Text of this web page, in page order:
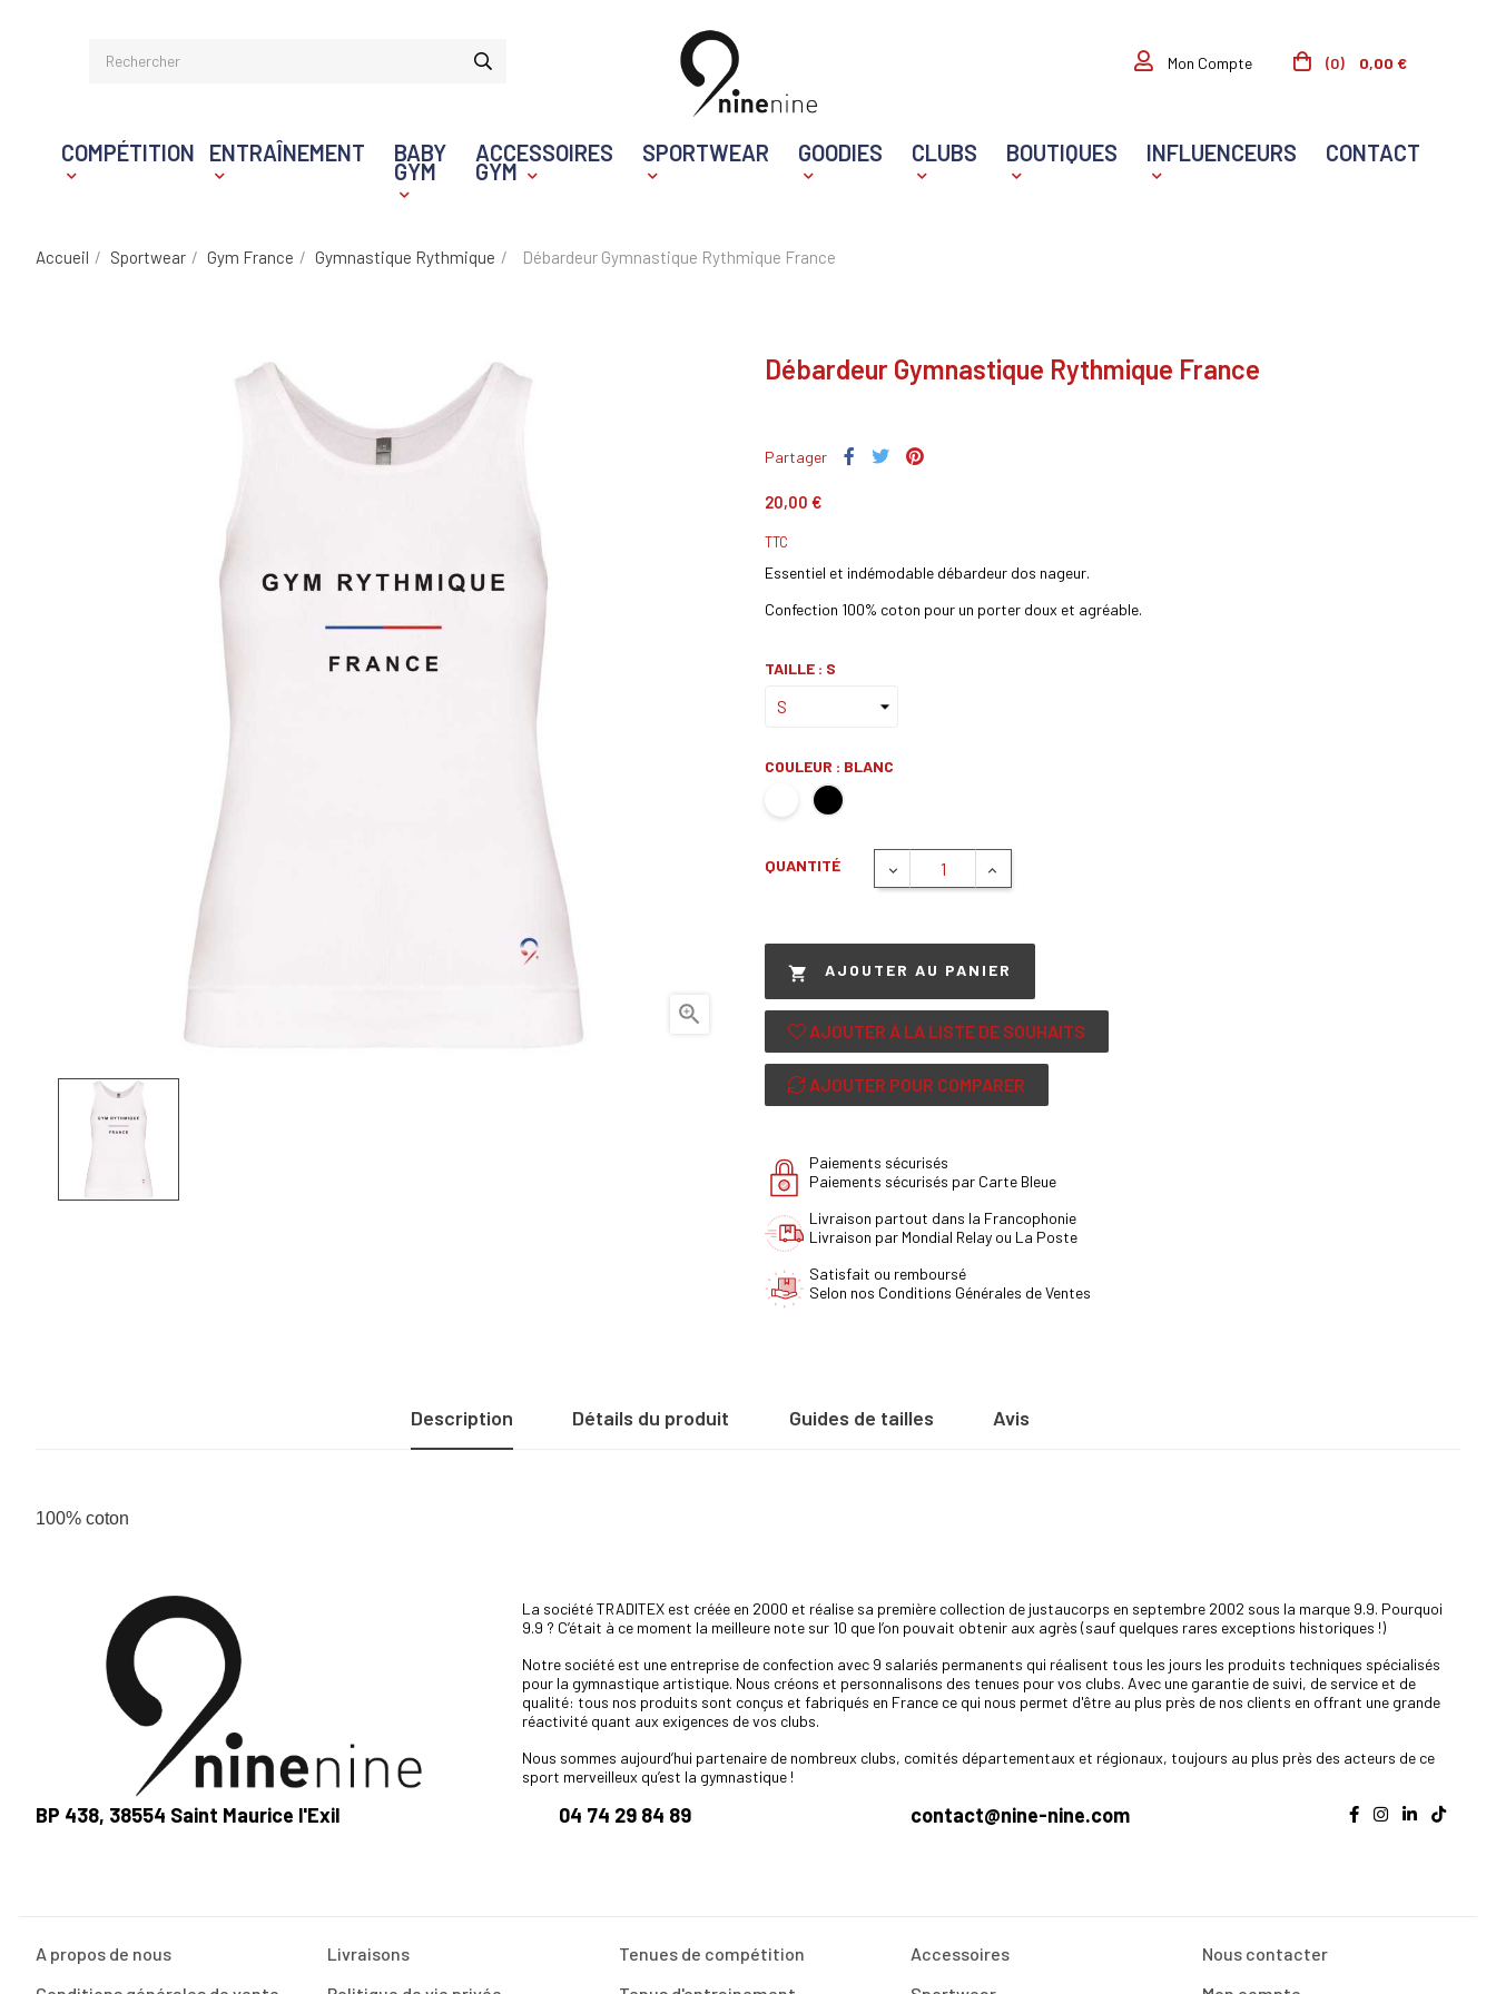
Mon Compte (0) 0,00 €
COMPÉTITION ENTRAÎNEMENT BABY
GYM
ACCESSOIRES
GYM
SPORTWEAR GOODIES CLUBS BOUTIQUES INFLUENCEURS CONTACT
Accueil Sportwear Gym France Gymnastique Rythmique Débardeur Gymnastique Rythmique France

Débardeur Gymnastique Rythmique France
Partager
20,00 €
TTC
Essentiel et indémodable débardeur dos nageur.
Confection 100% coton pour un porter doux et agréable.
TAILLE : S
COULEUR : BLANC
QUANTITÉ
 AJOUTER AU PANIER
AJOUTER À LA LISTE DE SOUHAITS
AJOUTER POUR COMPARER
Paiements sécurisés
Paiements sécurisés par Carte Bleue
Livraison partout dans la Francophonie
Livraison par Mondial Relay ou La Poste
Satisfait ou remboursé
Selon nos Conditions Générales de Ventes
Description Détails du produit Guides de tailles Avis
100% coton
La société TRADITEX est créée en 2000 et réalise sa première collection de justaucorps en septembre 2002 sous la marque 9.9. Pourquoi
9.9 ? C’était à ce moment la meilleure note sur 10 que l’on pouvait obtenir aux agrès (sauf quelques rares exceptions historiques !)
Notre société est une entreprise de confection avec 9 salariés permanents qui réalisent tous les jours les produits techniques spécialisés
pour la gymnastique artistique. Nous créons et personnalisons des tenues pour vos clubs. Avec une garantie de suivi, de service et de
qualité: tous nos produits sont conçus et fabriqués en France ce qui nous permet d'être au plus près de nos clients en offrant une grande
réactivité quant aux exigences de vos clubs.
Nous sommes aujourd’hui partenaire de nombreux clubs, comités départementaux et régionaux, toujours au plus près des acteurs de ce
sport merveilleux qu’est la gymnastique !
BP 438, 38554 Saint Maurice l'Exil 04 74 29 84 89 contact@nine-nine.com
A propos de nous
Livraisons
Tenues de compétition
Accessoires
Nous contacter